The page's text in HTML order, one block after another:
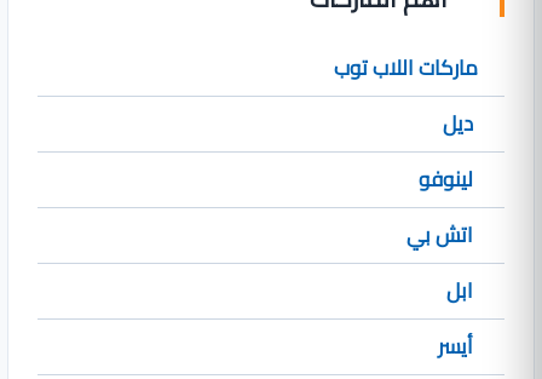
ماركات اللاب توب
ديل
لينوفو
اتش بي
ابل
أيسر